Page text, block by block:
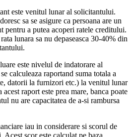
este venitul lunar al solicitantului.
sa se asigure ca persoana are un
pentru a putea acoperi ratele creditului.
lunara sa nu depaseasca 30-40% din
este nivelul de indatorare al
calculeaza raportand suma totala a
datorii la furnizori etc.) la venitul lunar
raport este prea mare, banca poate
nu are capacitatea de a-si rambursa
iau in considerare si scorul de